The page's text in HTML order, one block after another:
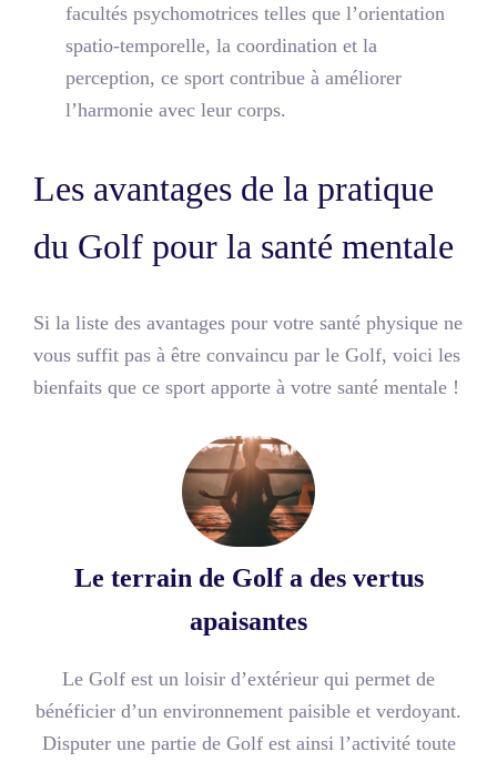
facultés psychomotrices telles que l’orientation
spatio-temporelle, la coordination et la
perception, ce sport contribue à améliorer
l’harmonie avec leur corps.
Les avantages de la pratique
du Golf pour la santé mentale
Si la liste des avantages pour votre santé physique ne
vous suffit pas à être convaincu par le Golf, voici les
bienfaits que ce sport apporte à votre santé mentale !
Le terrain de Golf a des vertus
apaisantes
Le Golf est un loisir d’extérieur qui permet de
bénéficier d’un environnement paisible et verdoyant.
Disputer une partie de Golf est ainsi l’activité toute